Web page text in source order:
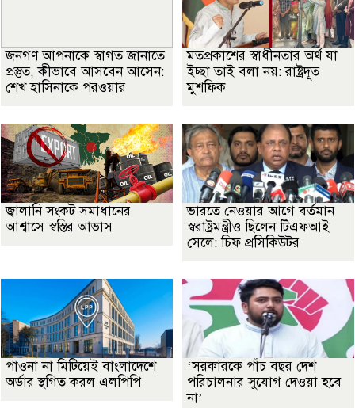
জনগণ আপনাকে স্বাগত জানাতে
প্রস্তুত, কীভাবে আসবেন আসেন:
শেখ হাসিনাকে পরওয়ার
মতপ্রকাশের স্বাধীনতার অর্থ যা
ইচ্ছা তাই বলা নয়: রাষ্ট্রদূত
মুশফিক
জ্বালানি সংকট সমাধানের
আশ্বাসে স্বস্তির আভাস
ভারতে নেওয়ার আগে বর্তমান
স্বরাষ্ট্রমন্ত্রীও ছিলেন টিএফআই
সেলে: চিফ প্রসিকিউটর
পাওনা না মিটিয়েই বাংলাদেশে
অর্ডার স্থগিত করল এলপিপি
‘সরকারকে পাঁচ বছর দেশ
পরিচালনার সুযোগ দেওয়া হবে
না’